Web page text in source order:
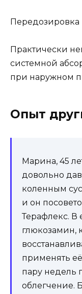
Передозировка
Практически
системной
при наружном
Опыт
Марина, 45
довольно
коленным
и он
Терафлекс. В
глюкозамин,
применять
пару недель
облегчение.